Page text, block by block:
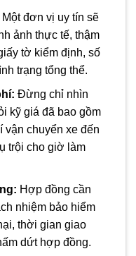
Một đơn vị uy tín sẽ
ảnh thực tế, thậm
tờ kiểm định, số
trạng tổng thể.
Đừng chỉ nhìn
kỹ giá đã bao gồm
chuyển xe đến
trội cho giờ làm
Hợp đồng cần
nhiệm bảo hiểm
thời gian giao
dứt hợp đồng.